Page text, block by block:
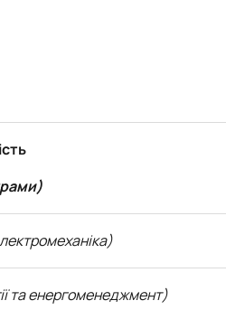
та енергоменеджмент)